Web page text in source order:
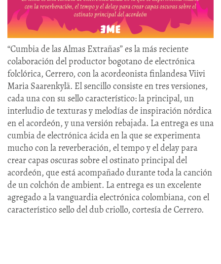
“Cumbia de las Almas Extrañas” es la más reciente
colaboración del productor bogotano de electrónica
folclórica, Cerrero, con la acordeonista finlandesa Viivi
Maria Saarenkylä. El sencillo consiste en tres versiones,
cada una con su sello característico: la principal, un
interludio de texturas y melodías de inspiración nórdica
en el acordeón, y una versión rebajada. La entrega es una
cumbia de electrónica ácida en la que se experimenta
mucho con la reverberación, el tempo y el delay para
crear capas oscuras sobre el ostinato principal del
acordeón, que está acompañado durante toda la canción
de un colchón de ambient. La entrega es un excelente
agregado a la vanguardia electrónica colombiana, con el
característico sello del dub criollo, cortesía de Cerrero.